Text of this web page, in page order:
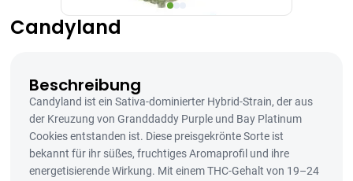
Candyland
Beschreibung
Candyland ist ein Sativa-dominierter Hybrid-Strain, der aus
der Kreuzung von Granddaddy Purple und Bay Platinum
Cookies entstanden ist. Diese preisgekrönte Sorte ist
bekannt für ihr süßes, fruchtiges Aromaprofil und ihre
energetisierende Wirkung. Mit einem THC-Gehalt von 19–24